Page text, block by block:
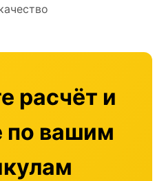
расчёт и
по вашим